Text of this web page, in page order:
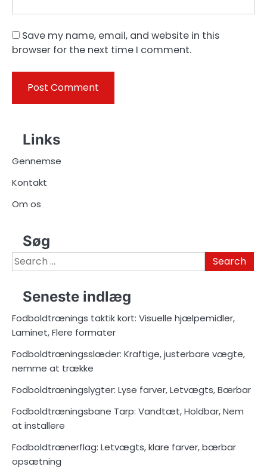
Save my name, email, and website in this
browser for the next time I comment.
Links
Gennemse
Kontakt
Om os
Søg
Search
for:
Seneste indlæg
Fodboldtrænings taktik kort: Visuelle hjælpemidler,
Laminet, Flere formater
Fodboldtræningsslæder: Kraftige, justerbare vægte,
nemme at trække
Fodboldtræningslygter: Lyse farver, Letvægts, Bærbar
Fodboldtræningsbane Tarp: Vandtæt, Holdbar, Nem
at installere
Fodboldtrænerflag: Letvægts, klare farver, bærbar
opsætning